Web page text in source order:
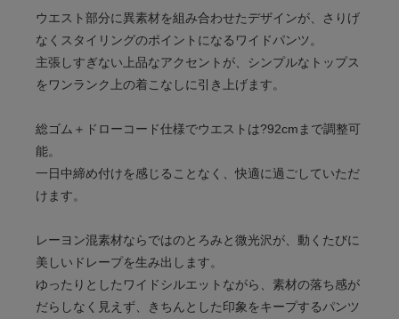
ウエスト部分に異素材を組み合わせたデザインが、さりげ
なくスタイリングのポイントになるワイドパンツ。
主張しすぎない上品なアクセントが、シンプルなトップス
をワンランク上の着こなしに引き上げます。
総ゴム＋ドローコード仕様でウエストは?92cmまで調整可
能。
一日中締め付けを感じることなく、快適に過ごしていただ
けます。
レーヨン混素材ならではのとろみと微光沢が、動くたびに
美しいドレープを生み出します。
ゆったりとしたワイドシルエットながら、素材の落ち感が
だらしなく見えず、きちんとした印象をキープするパンツ